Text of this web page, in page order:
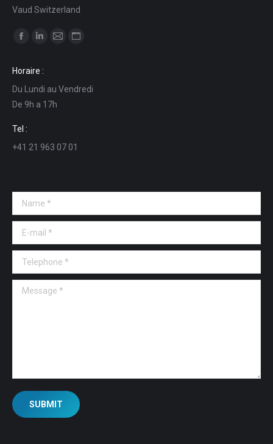
Vaud Switzerland
Find us on:
opens
in
new
window
opens
in
new
in
in
Horaire :
Du Lundi au Vendredi
De 9h a 17h
Tel :
+41 21 963 07 01
Name *
E-mail *
Telephone *
Message *
SUBMIT